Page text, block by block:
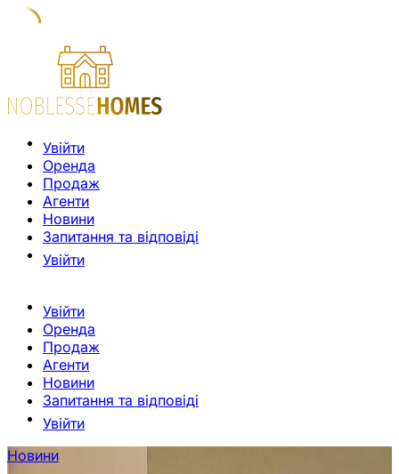
Увійти
Оренда
Продаж
Агенти
Новини
Запитання та відповіді
Увійти
Увійти
Оренда
Продаж
Агенти
Новини
Запитання та відповіді
Увійти
Новини